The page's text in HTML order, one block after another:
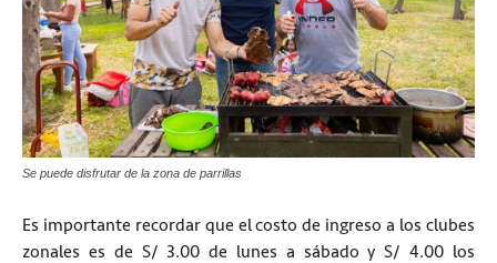
Se puede disfrutar de la zona de parrillas
Es importante recordar que el costo de ingreso a los clubes
zonales es de S/ 3.00 de lunes a sábado y S/ 4.00 los